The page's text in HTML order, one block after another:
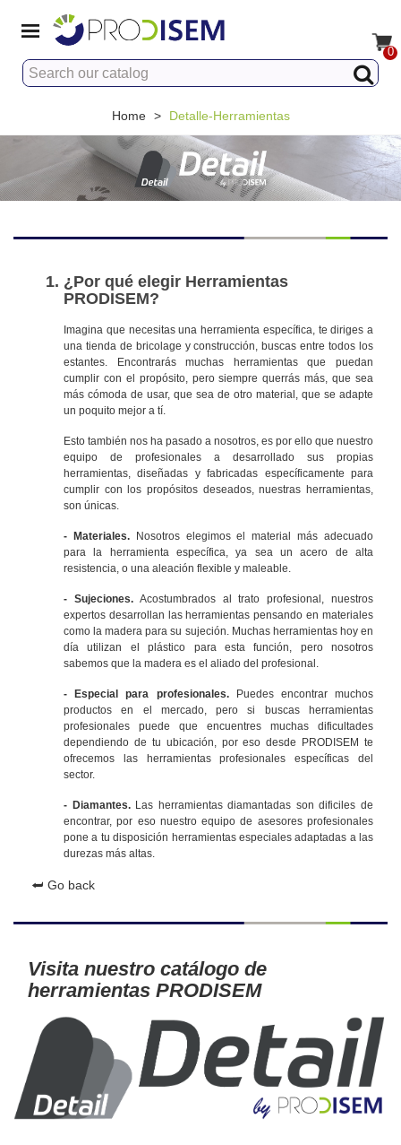
0
Home > Detalle-Herramientas
¿Por qué elegir Herramientas
PRODISEM?
Imagina que necesitas una herramienta específica, te diriges a
una tienda de bricolage y construcción, buscas entre todos los
estantes. Encontrarás muchas herramientas que puedan
cumplir con el propósito, pero siempre querrás más, que sea
más cómoda de usar, que sea de otro material, que se adapte
un poquito mejor a tí.
Esto también nos ha pasado a nosotros, es por ello que nuestro
equipo de profesionales a desarrollado sus propias
herramientas, diseñadas y fabricadas específicamente para
cumplir con los propósitos deseados, nuestras herramientas,
son únicas.
- Materiales.
Nosotros elegimos el material más adecuado
para la herramienta específica, ya sea un acero de alta
resistencia, o una aleación flexible y maleable.
- Sujeciones.Acostumbrados al trato profesional, nuestros
expertos desarrollan las herramientas pensando en materiales
como la madera para su sujeción. Muchas herramientas hoy en
día utilizan el plástico para esta función, pero nosotros
sabemos que la madera es el aliado del profesional.
- Especial para profesionales.Puedes encontrar muchos
productos en el mercado, pero si buscas herramientas
profesionales puede que encuentres muchas dificultades
dependiendo de tu ubicación, por eso desde PRODISEM te
ofrecemos las herramientas profesionales específicas del
sector.
- Diamantes.Las herramientas diamantadas son dificiles de
encontrar, por eso nuestro equipo de asesores profesionales
pone a tu disposición herramientas especiales adaptadas a las
durezas más altas.
⮨ Go back
Visita nuestro catálogo de
herramientas PRODISEM